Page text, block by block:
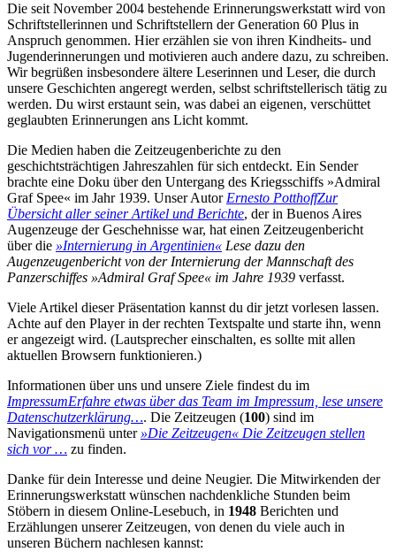
Die seit November 2004 bestehende Erinnerungswerkstatt wird von
Schriftstellerinnen und Schriftstellern der Generation 60 Plus in
Anspruch genommen. Hier erzählen sie von ihren Kindheits- und
Jugenderinnerungen und motivieren auch andere dazu, zu schreiben.
Wir begrüßen insbesondere ältere Leserinnen und Leser, die durch
unsere Geschichten angeregt werden, selbst schriftstellerisch tätig zu
werden. Du wirst erstaunt sein, was dabei an eigenen, verschüttet
geglaubten Erinnerungen ans Licht kommt.
Die Medien haben die Zeitzeugenberichte zu den
geschichtsträchtigen Jahreszahlen für sich entdeckt. Ein Sender
brachte eine Doku über den Untergang des Kriegsschiffs »Admiral
Graf Spee« im Jahr 1939. Unser Autor Ernesto PotthoffZur
Übersicht aller seiner Artikel und Berichte, der in Buenos Aires
Augenzeuge der Geschehnisse war, hat einen Zeitzeugenbericht
über die »Internierung in Argentinien« Lese dazu den
Augenzeugenbericht von der Internierung der Mannschaft des
Panzerschiffes »Admiral Graf Spee« im Jahre 1939 verfasst.
Viele Artikel dieser Präsentation kannst du dir jetzt vorlesen lassen.
Achte auf den Player in der rechten Textspalte und starte ihn, wenn
er angezeigt wird. (Lautsprecher einschalten, es sollte mit allen
aktuellen Browsern funktionieren.)
Informationen über uns und unsere Ziele findest du im
ImpressumErfahre etwas über das Team im Impressum, lese unsere
Datenschutzerklärung…. Die Zeitzeugen (100) sind im
Navigationsmenü unter »Die Zeitzeugen« Die Zeitzeugen stellen
sich vor … zu finden.
Danke für dein Interesse und deine Neugier. Die Mitwirkenden der
Erinnerungswerkstatt wünschen nachdenkliche Stunden beim
Stöbern in diesem Online-Lesebuch, in 1948 Berichten und
Erzählungen unserer Zeitzeugen, von denen du viele auch in
unseren Büchern nachlesen kannst: